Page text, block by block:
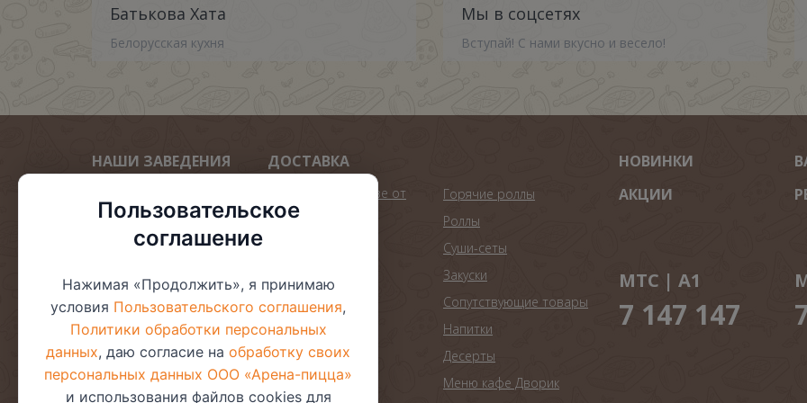
Батькова Хата
Белорусская кухня
Мы в соцсетях
Вступай! С нами вкусно и весело!
НАШИ ЗАВЕДЕНИЯ
Золотой Лев
Арена Десерто
ВИКТОРИЯ
Дворик
ДОСТАВКА
Подарок при заказе от
45.00р
Пиццы 24 см
Комбо
Ролл дог
Суши бургер
Горячие роллы
Роллы
Суши-сеты
Закуски
Сопутствующие товары
Напитки
Десерты
Меню кафе Дворик
НОВИНКИ
АКЦИИ
МТС | A1
7 147 147
Пользовательское
соглашение
Нажимая «Продолжить», я принимаю
условия Пользовательского соглашения,
Политики обработки персональных
данных, даю согласие на обработку своих
персональных данных ООО «Арена-пицца»
и использования файлов cookies для